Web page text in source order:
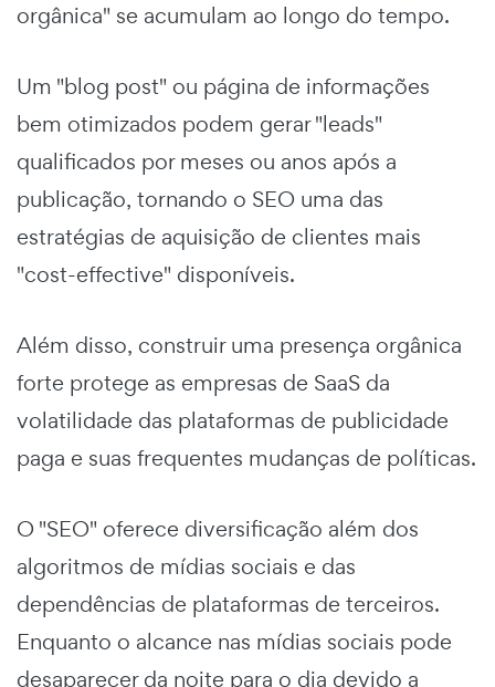
orgânica" se acumulam ao longo do tempo.
Um "blog post" ou página de informações
bem otimizados podem gerar "leads"
qualificados por meses ou anos após a
publicação, tornando o SEO uma das
estratégias de aquisição de clientes mais
"cost-effective" disponíveis.
Além disso, construir uma presença orgânica
forte protege as empresas de SaaS da
volatilidade das plataformas de publicidade
paga e suas frequentes mudanças de políticas.
O "SEO" oferece diversificação além dos
algoritmos de mídias sociais e das
dependências de plataformas de terceiros.
Enquanto o alcance nas mídias sociais pode
desaparecer da noite para o dia devido a